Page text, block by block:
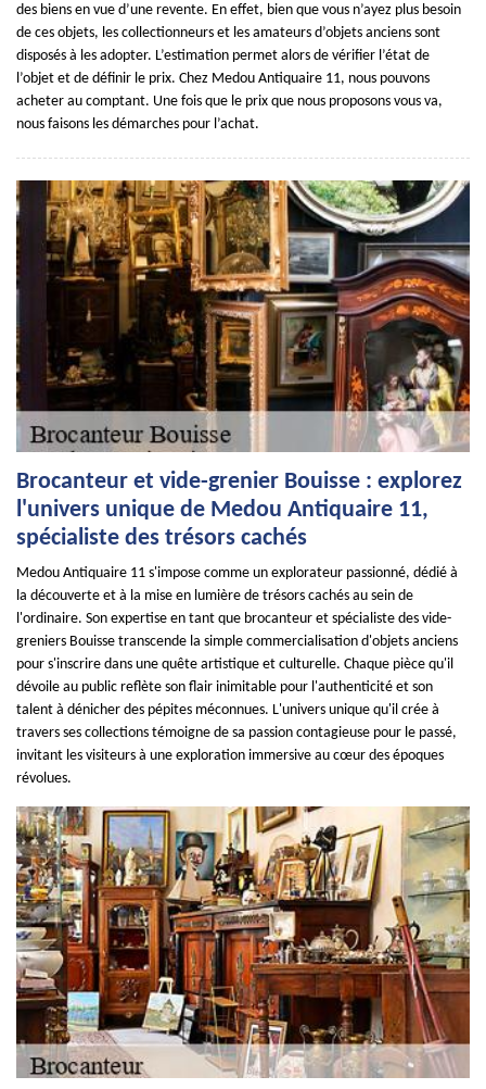
des biens en vue d’une revente. En effet, bien que vous n’ayez plus besoin
de ces objets, les collectionneurs et les amateurs d’objets anciens sont
disposés à les adopter. L’estimation permet alors de vérifier l’état de
l’objet et de définir le prix. Chez Medou Antiquaire 11, nous pouvons
acheter au comptant. Une fois que le prix que nous proposons vous va,
nous faisons les démarches pour l’achat.
Brocanteur et vide-grenier Bouisse : explorez
l'univers unique de Medou Antiquaire 11,
spécialiste des trésors cachés
Medou Antiquaire 11 s'impose comme un explorateur passionné, dédié à
la découverte et à la mise en lumière de trésors cachés au sein de
l'ordinaire. Son expertise en tant que brocanteur et spécialiste des vide-
greniers Bouisse transcende la simple commercialisation d'objets anciens
pour s'inscrire dans une quête artistique et culturelle. Chaque pièce qu'il
dévoile au public reflète son flair inimitable pour l'authenticité et son
talent à dénicher des pépites méconnues. L'univers unique qu'il crée à
travers ses collections témoigne de sa passion contagieuse pour le passé,
invitant les visiteurs à une exploration immersive au cœur des époques
révolues.